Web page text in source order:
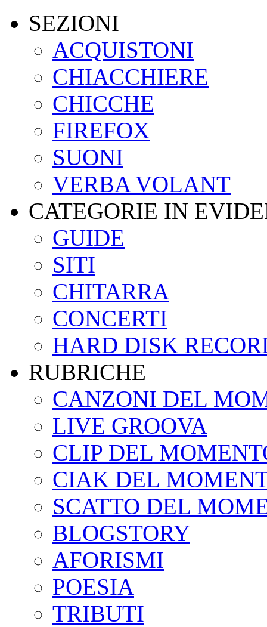
SEZIONI
ACQUISTONI
CHIACCHIERE
CHICCHE
FIREFOX
SUONI
VERBA VOLANT
CATEGORIE IN
GUIDE
SITI
CHITARRA
CONCERTI
HARD DISK
RUBRICHE
CANZONI DEL
LIVE GROOVA
CLIP DEL
CIAK DEL
SCATTO DEL
BLOGSTORY
AFORISMI
POESIA
TRIBUTI